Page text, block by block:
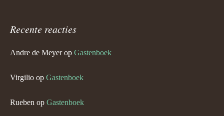
Recente reacties
Andre de Meyerop Gastenboek
Virgilio op Gastenboek
Rueben op Gastenboek